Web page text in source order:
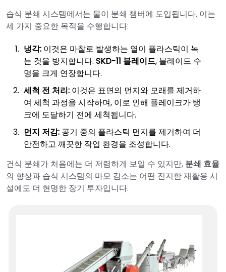
습식 분쇄 시스템에서는 물이 분쇄 챔버에 도입됩니다. 이는
세 가지 중요한 목적을 수행합니다:
냉각: 이것은 마찰로 발생하는 열이 플라스틱이 녹
는 것을 방지합니다. SKD-11 블레이드, 블레이드 수
명을 크게 연장합니다.
세척 전 처리: 이것은 표면의 먼지와 모래를 제거하
여 세척 과정을 시작하며, 이로 인해 플레이크가 탱
크에 도달하기 전에 세척됩니다.
먼지 저감: 공기 중의 플라스틱 먼지를 제거하여 더
안전하고 깨끗한 작업 환경을 조성합니다.
건식 분쇄가 처음에는 더 저렴하게 보일 수 있지만, 분쇄 효율
의 향상과 습식 시스템의 마모 감소는 어떤 진지한 재활용 시
설에도 더 현명한 장기 투자입니다.